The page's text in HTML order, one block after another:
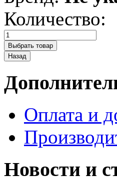
Количество:
Оплата и
Новости и